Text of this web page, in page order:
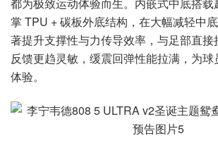
都为极致运动体验而生。内嵌式中底搭
掌 TPU + 碳板外底结构，在大幅减轻中
著提升支撑性与力传导效率，与足部直
反馈更趋灵敏，缓震回弹性能拉满，为
体验。